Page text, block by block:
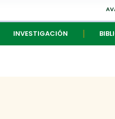
INVESTIGACIÓN